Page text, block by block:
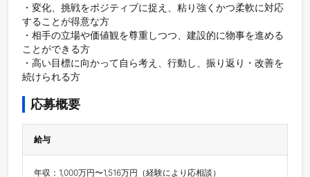
・変化、挑戦をポジティブに捉え、粘り強くかつ柔軟に対応
することが得意な方
・相手の立場や価値観を尊重しつつ、建設的に物事を進める
ことができる方
・高い目標に向かって自ら考え、行動し、振り返り・改善を
続けられる方
応募概要
給与
年収：1,000万円〜1,516万円（経験により応相談）